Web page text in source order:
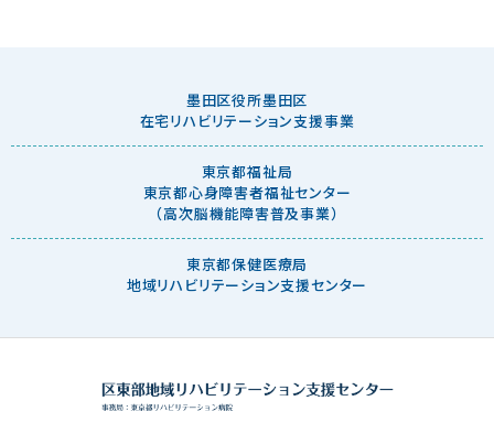
墨田区役所墨田区
在宅リハビリテーション支援事業
東京都福祉局
東京都心身障害者福祉センター
（高次脳機能障害普及事業）
東京都保健医療局
地域リハビリテーション支援センター